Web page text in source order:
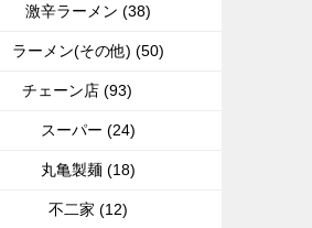
激辛ラーメン (38)
ラーメン(その他) (50)
チェーン店 (93)
スーパー (24)
丸亀製麺 (18)
不二家 (12)